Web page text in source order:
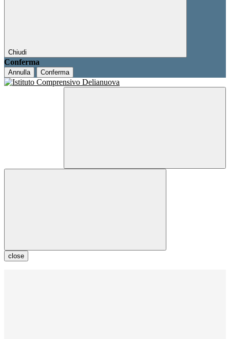
Chiudi
Conferma
Annulla Conferma
close